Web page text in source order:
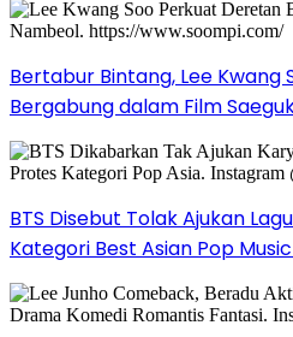
Bertabur Bintang, Lee Kwang
Bergabung dalam Film
BTS Disebut Tolak Ajukan
Kategori Best Asian Pop